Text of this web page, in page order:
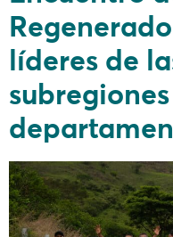
líderes de
subregiones